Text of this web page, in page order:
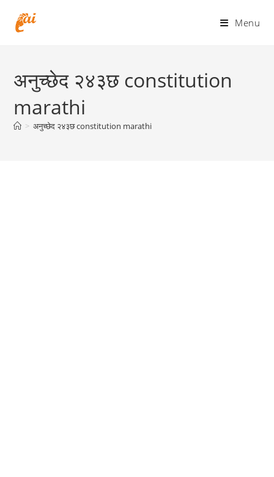
Menu
अनुच्छेद २४३छ constitution
marathi
> अनुच्छेद २४३छ constitution marathi